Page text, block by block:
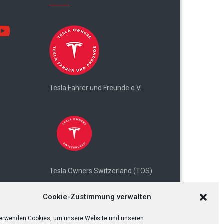
Cookie-Zustimmung verwalten
Cookies, um unsere Website und unseren
Tesla Fahrer und Freunde e.V.
Tesla Owners Switzerland (TOS)